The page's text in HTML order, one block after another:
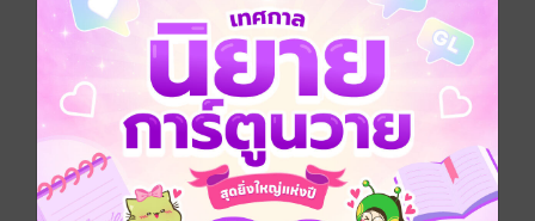
วันที่วางขาย 26 กันยายน 2562
204 หน้า
สนใจเวอร์ชันกระดาษ เชิญทางนี้!
เวอร์ชันกระดาษมีวางขายที่เว็บไซต์สำนัก
พิมพ์ จะไม่มีขายโดย MEB นะจ๊ะ สามารถสั่ง
ซื้อ หรือติดต่อคนขายโดยตรงเลยจ้ะ